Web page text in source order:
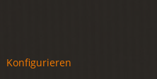
Konfigurieren